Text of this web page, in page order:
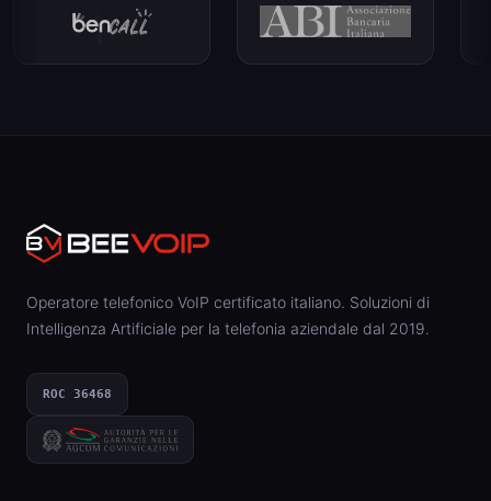
Operatore telefonico VoIP certificato italiano. Soluzioni di
Intelligenza Artificiale per la telefonia aziendale dal 2019.
ROC 36468